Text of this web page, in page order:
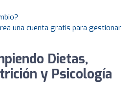
una cuenta gratis para gestionar
Dietas,
y Psicología